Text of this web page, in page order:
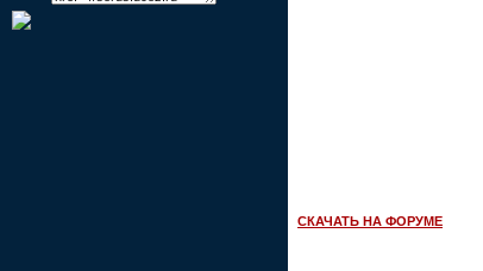
СКАЧАТЬ НА ФОРУМЕ